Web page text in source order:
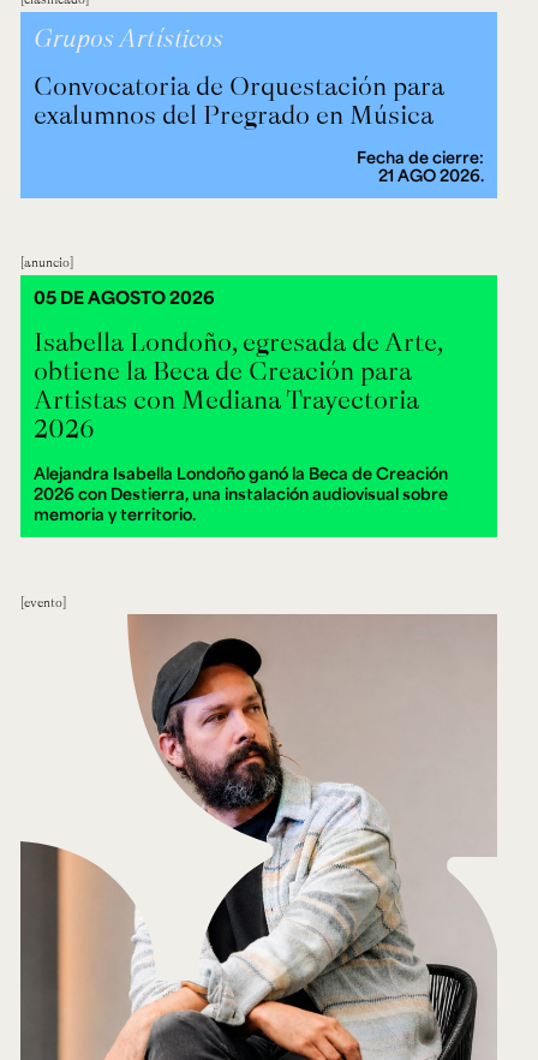
Grupos Artísticos
Convocatoria de Orquestación para
exalumnos del Pregrado en Música
Fecha de cierre:
21 AGO 2026.
anuncio
Isabella Londoño, egresada de Arte,
obtiene la Beca de Creación para
Artistas con Mediana Trayectoria
2026
Alejandra Isabella Londoño ganó la Beca de Creación
2026 con Destierra, una instalación audiovisual sobre
memoria y territorio.
05 DE AGOSTO 2026
evento